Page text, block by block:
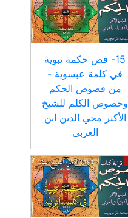
15- فص حكمة نبوية
في كلمة عبسوية -
من فصوص الحكم
وخصوص الكلم للشيخ
الأكبر محي الدين ابن
العربي